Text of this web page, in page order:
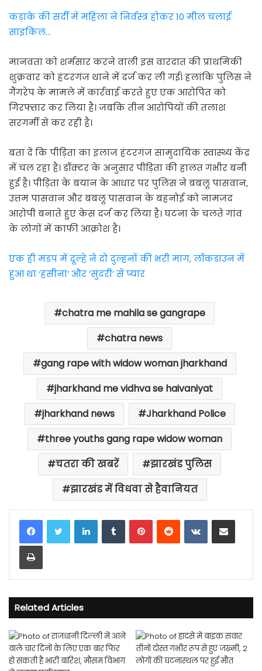
कड़ाके की सर्दी में महिला ने निर्वस्त्र होकर 10 मील चलाई
साइकिल…
मानवता को शर्मसार करने वाली इस वारदात की प्राथमिकी
शुक्रवार को हंटरगंज थाने में दर्ज कर ली गई। हलांकि पुलिस ने
गैंगरेप के मामले में कार्रवाई करते हुए एक आरोपित को
गिरफ्तार कर लिया है। जबकि तीन आरोपियों की तलाश
सरगर्मी से कर रही है।
बता दें कि पीड़िता का इलाज हंटरगंज सामुदायिक स्वास्थ्य केंद्र
में चल रहा है। डॉक्टर के अनुसार पीड़िता की हालत गंभीर बनी
हुई है। पीड़िता के बयान के आधार पर पुलिस ने बबलू पासवान,
उत्तम पासवान और बबलू पासवान के बहनोई को नामजद
आरोपी बनाते हुए केस दर्ज कर लिया है। घटना के चलते गांव
के लोगों में काफी आक्रोश है।
एक ही मंडप में दूल्हे ने दो दुल्हनों की भरी मांग, लॉकडाउन में
हुआ था ‘हसीना’ और ‘सुंदरी’ से प्यार
chatra me mahila se gangrape
chatra news
gang rape with widow woman jharkhand
jharkhand me vidhva se haivaniyat
jharkhand news
Jharkhand Police
three youths gang rape widow woman
चतरा की खबरें
झारखंड पुलिस
झारखंड में विधवा से हैवानियत
LinkedInTumblrPinterestReddit VKontakteShare via Email
Print
Related Articles